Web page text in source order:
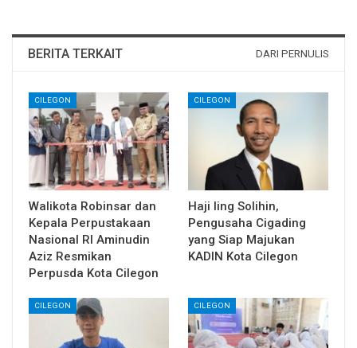
BERITA TERKAIT DARI PERNULIS
CILEGON
Walikota Robinsar dan
Kepala Perpustakaan
Nasional RI Aminudin
Aziz Resmikan
Perpusda Kota Cilegon
CILEGON
Haji Iing Solihin,
Pengusaha Cigading
yang Siap Majukan
KADIN Kota Cilegon
CILEGON CILEGON